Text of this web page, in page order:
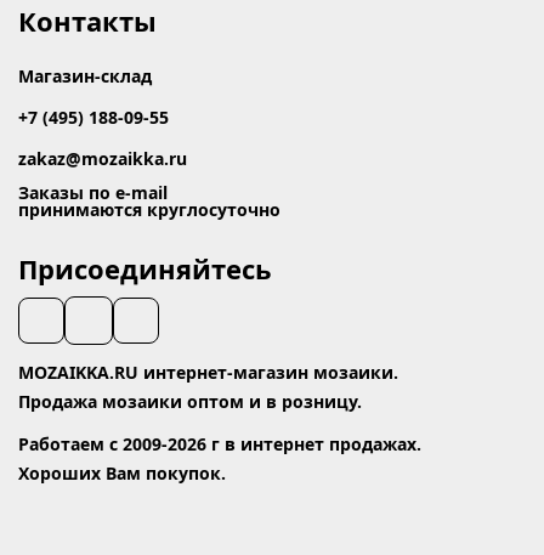
Контакты
Магазин-склад
+7 (495) 188-09-55
zakaz@mozaikka.ru
Заказы по e-mail
принимаются круглосуточно
Присоединяйтесь
MOZAIKKA.RU интернет-магазин мозаики.
Продажа мозаики оптом и в розницу.
Работаем с 2009-2026 г в интернет продажах.
Хороших Вам покупок.